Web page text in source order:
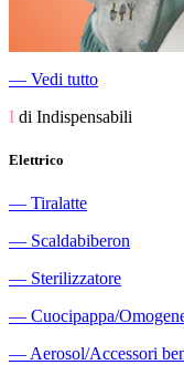
― Vedi tutto
I di Indispensabili
Elettrico
― Tiralatte
― Scaldabiberon
― Sterilizzatore
― Cuocipappa/
― Aerosol/Accessori